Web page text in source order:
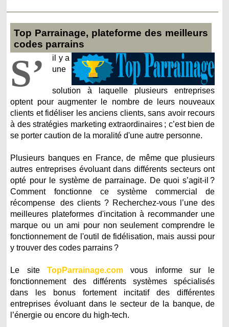
Top Parrainage, plateforme des meilleurs
codes parrains
S’
il y a
une
solution à laquelle plusieurs entreprises
optent pour augmenter le nombre de leurs nouveaux
clients et fidéliser les anciens clients, sans avoir recours
à des stratégies marketing extraordinaires ; c’est bien de
se porter caution de la moralité d'une autre personne.
Plusieurs banques en France, de même que plusieurs
autres entreprises évoluant dans différents secteurs ont
opté pour le système de parrainage. De quoi s’agit-il ?
Comment fonctionne ce système commercial de
récompense des clients ? Recherchez-vous l’une des
meilleures plateformes d'incitation à recommander une
marque ou un ami pour non seulement comprendre le
fonctionnement de l'outil de fidélisation, mais aussi pour
y trouver des codes parrains ?
Le siteTopParrainage.com vous informe sur le
fonctionnement des différents systèmes spécialisés
dans les bonus fortement incitatif des différentes
entreprises évoluant dans le secteur de la banque, de
l’énergie ou encore du high-tech.